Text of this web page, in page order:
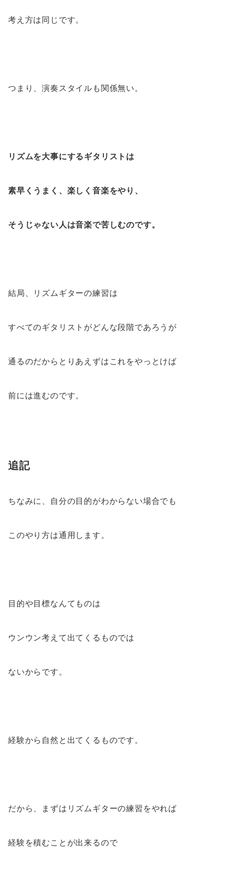
考え方は同じです。
つまり、演奏スタイルも関係無い。
リズムを大事にするギタリストは
素早くうまく、楽しく音楽をやり、
そうじゃない人は音楽で苦しむのです。
結局、リズムギターの練習は
すべてのギタリストがどんな段階であろうが
通るのだからとりあえずはこれをやっとけば
前には進むのです。
追記
ちなみに、自分の目的がわからない場合でも
このやり方は通用します。
目的や目標なんてものは
ウンウン考えて出てくるものでは
ないからです。
経験から自然と出てくるものです。
だから、まずはリズムギターの練習をやれば
経験を積むことが出来るので